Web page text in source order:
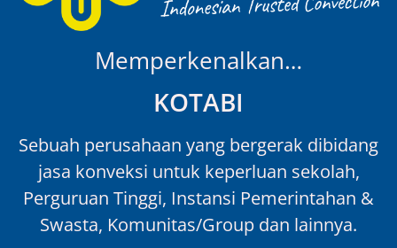
Memperkenalkan…
KOTABI
Sebuah perusahaan yang bergerak dibidang
jasa konveksi untuk keperluan sekolah,
Perguruan Tinggi, Instansi Pemerintahan &
Swasta, Komunitas/Group dan lainnya.